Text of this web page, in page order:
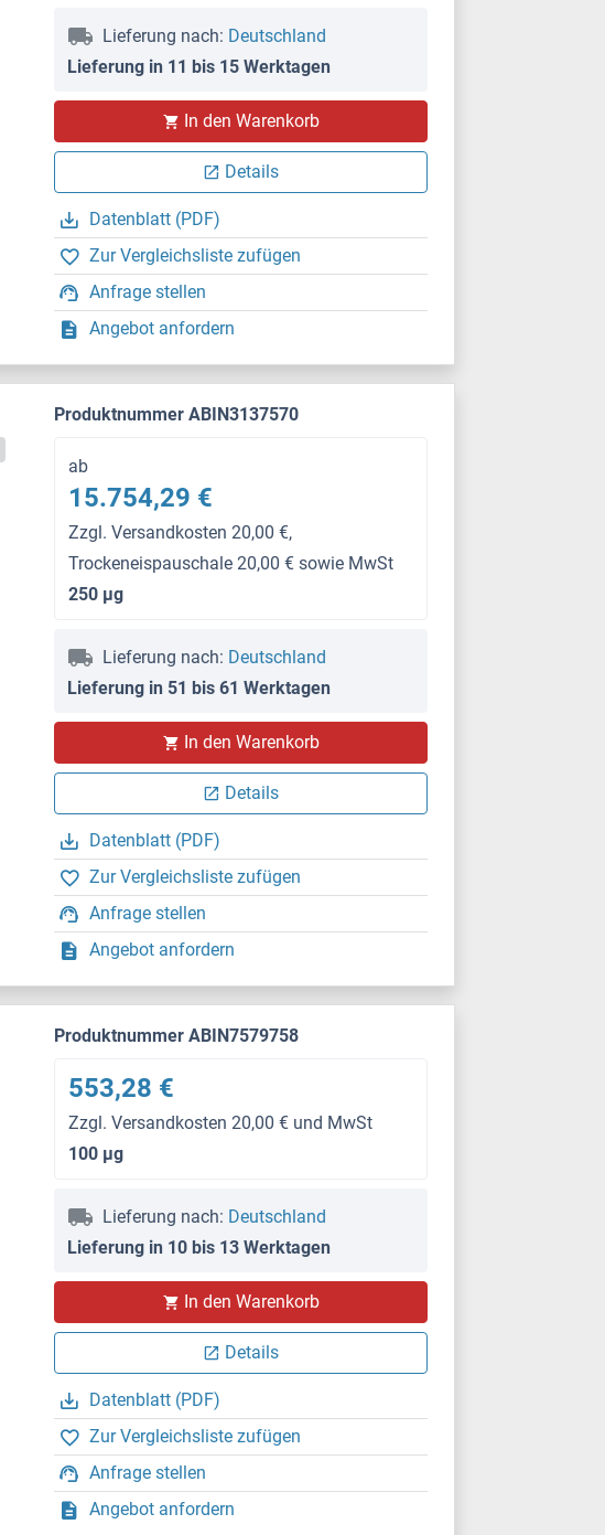
Lieferung nach: Deutschland
Lieferung in 11 bis 15 Werktagen
In den Warenkorb
Details
Datenblatt (PDF)
Zur Vergleichsliste zufügen
Anfrage stellen
Angebot anfordern
Produktnummer ABIN3137570
ab
15.754,29 €
Zzgl. Versandkosten 20,00 €,
Trockeneispauschale 20,00 € sowie MwSt
250 μg
Lieferung nach: Deutschland
Lieferung in 51 bis 61 Werktagen
In den Warenkorb
Details
Datenblatt (PDF)
Zur Vergleichsliste zufügen
Anfrage stellen
Angebot anfordern
Produktnummer ABIN7579758
553,28 €
Zzgl. Versandkosten 20,00 € und MwSt
100 μg
Lieferung nach: Deutschland
Lieferung in 10 bis 13 Werktagen
In den Warenkorb
Details
Datenblatt (PDF)
Zur Vergleichsliste zufügen
Anfrage stellen
Angebot anfordern